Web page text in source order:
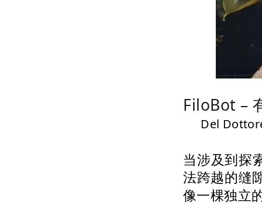
FiloBot –
Del
当涉及到探
法跨越的缝
像一棵独立